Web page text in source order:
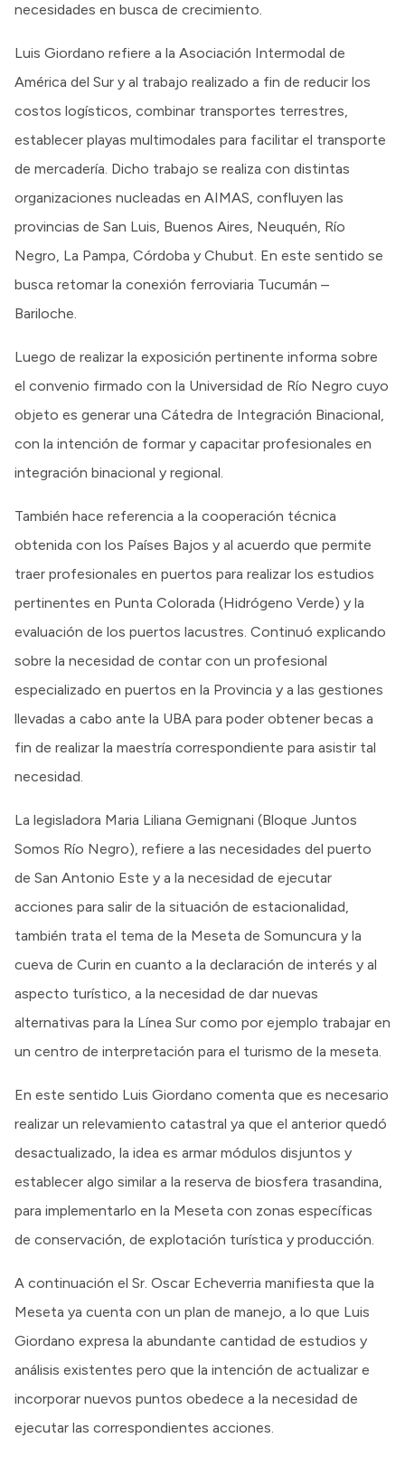
necesidades en busca de crecimiento.
Luis Giordano refiere a la Asociación Intermodal de
América del Sur y al trabajo realizado a fin de reducir los
costos logísticos, combinar transportes terrestres,
establecer playas multimodales para facilitar el transporte
de mercadería. Dicho trabajo se realiza con distintas
organizaciones nucleadas en AIMAS, confluyen las
provincias de San Luis, Buenos Aires, Neuquén, Río
Negro, La Pampa, Córdoba y Chubut. En este sentido se
busca retomar la conexión ferroviaria Tucumán –
Bariloche.
Luego de realizar la exposición pertinente informa sobre
el convenio firmado con la Universidad de Río Negro cuyo
objeto es generar una Cátedra de Integración Binacional,
con la intención de formar y capacitar profesionales en
integración binacional y regional.
También hace referencia a la cooperación técnica
obtenida con los Países Bajos y al acuerdo que permite
traer profesionales en puertos para realizar los estudios
pertinentes en Punta Colorada (Hidrógeno Verde) y la
evaluación de los puertos lacustres. Continuó explicando
sobre la necesidad de contar con un profesional
especializado en puertos en la Provincia y a las gestiones
llevadas a cabo ante la UBA para poder obtener becas a
fin de realizar la maestría correspondiente para asistir tal
necesidad.
La legisladora Maria Liliana Gemignani (Bloque Juntos
Somos Río Negro), refiere a las necesidades del puerto
de San Antonio Este y a la necesidad de ejecutar
acciones para salir de la situación de estacionalidad,
también trata el tema de la Meseta de Somuncura y la
cueva de Curin en cuanto a la declaración de interés y al
aspecto turístico, a la necesidad de dar nuevas
alternativas para la Línea Sur como por ejemplo trabajar en
un centro de interpretación para el turismo de la meseta.
En este sentido Luis Giordano comenta que es necesario
realizar un relevamiento catastral ya que el anterior quedó
desactualizado, la idea es armar módulos disjuntos y
establecer algo similar a la reserva de biosfera trasandina,
para implementarlo en la Meseta con zonas específicas
de conservación, de explotación turística y producción.
A continuación el Sr. Oscar Echeverria manifiesta que la
Meseta ya cuenta con un plan de manejo, a lo que Luis
Giordano expresa la abundante cantidad de estudios y
análisis existentes pero que la intención de actualizar e
incorporar nuevos puntos obedece a la necesidad de
ejecutar las correspondientes acciones.